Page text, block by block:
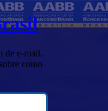
de e-mail.
como